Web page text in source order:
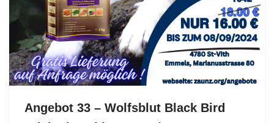
Angebot 33 – Wolfsblut Black Bird